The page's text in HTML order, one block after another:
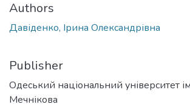
Authors
Давіденко, Ірина Олександрівна
Publisher
Одеський національний університет
Мечнікова